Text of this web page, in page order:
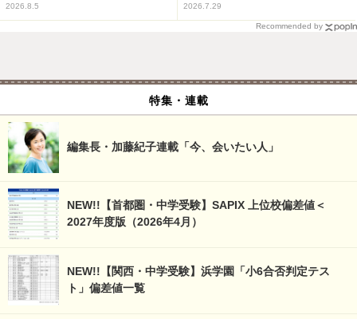
2026.8.5 2026.7.29
Recommended by
特集・連載
編集長・加藤紀子連載「今、会いたい人」
NEW!!【首都圏・中学受験】SAPIX 上位校偏差値＜
2027年度版（2026年4月）
NEW!!【関西・中学受験】浜学園「小6合否判定テス
ト」偏差値一覧